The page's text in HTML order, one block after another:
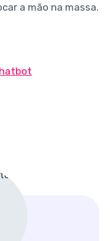
a mão na massa.